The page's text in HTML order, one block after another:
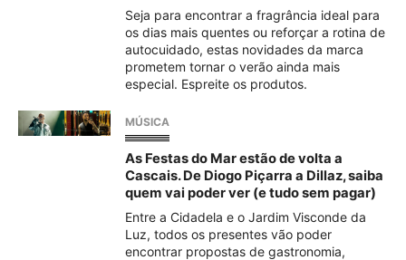
Seja para encontrar a fragrância ideal para
os dias mais quentes ou reforçar a rotina de
autocuidado, estas novidades da marca
prometem tornar o verão ainda mais
especial. Espreite os produtos.
MÚSICA
As Festas do Mar estão de volta a
Cascais. De Diogo Piçarra a Dillaz, saiba
quem vai poder ver (e tudo sem pagar)
Entre a Cidadela e o Jardim Visconde da
Luz, todos os presentes vão poder
encontrar propostas de gastronomia,